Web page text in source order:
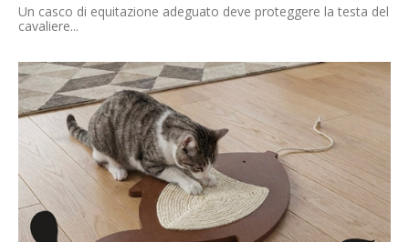
Un casco di equitazione adeguato deve proteggere la testa del
cavaliere...